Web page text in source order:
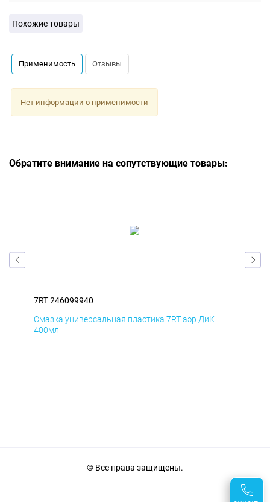
Похожие товары
Применимость Отзывы
Нет информации о применимости
Обратите внимание на сопутствующие товары:
7RT 246099940
Смазка универсальная пластика 7RT аэр ДиК
400мл
© Все права защищены.